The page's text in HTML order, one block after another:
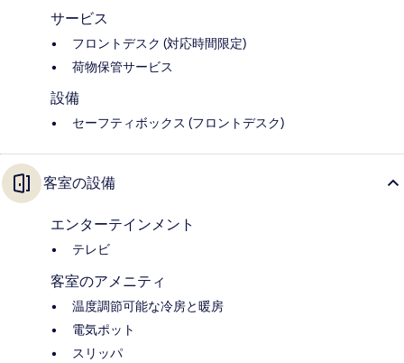
サービス
フロントデスク (対応時間限定)
荷物保管サービス
設備
セーフティボックス (フロントデスク)
客室の設備
エンターテインメント
テレビ
客室のアメニティ
温度調節可能な冷房と暖房
電気ポット
スリッパ